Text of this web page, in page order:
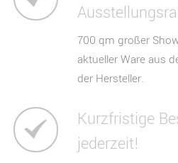
700 qm großer
aktueller Ware aus
der Hersteller.
Kurzfristige
jederzeit!